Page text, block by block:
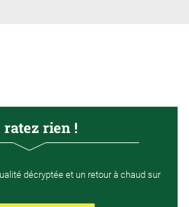
ratez rien !
décryptée et un retour à chaud sur